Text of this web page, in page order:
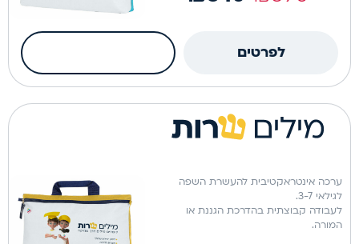
לפרטים
כמות
של
מספרים
שרים
ערכה אינטראקטיבית להעשרת השפה
לגילאי 3-7.
לעבודה קבוצתית בהדרכת הגננת או
המורה.